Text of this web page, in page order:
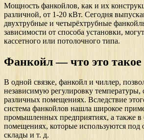
Мощность фанкойлов, как и их
различной, от 1-20 кВт. Сегодня
двухтрубные и четырёхтрубные
зависимости от способа установки,
кассетного или потолочного типа.
Фанкойл — что это такое
В одной связке, фанкойл и чиллер,
независимую регулировку температуры,
различных помещениях. Вследствие
система фанкойлов нашла широкое
промышленных предприятиях, а также
помещениях, которые используются под
склады и т. д.